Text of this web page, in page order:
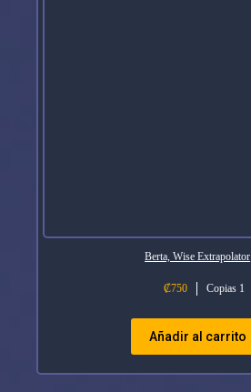
Berta, Wise Extrapolator
₡750 Copias 1
Añadir al carrito